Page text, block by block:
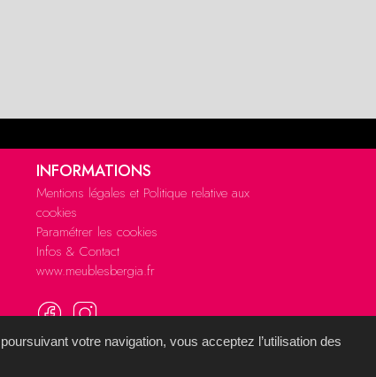
INFORMATIONS
Mentions légales et Politique relative aux
cookies
Paramétrer les cookies
Infos & Contact
www.meublesbergia.fr
votre navigation, vous acceptez l’utilisation des